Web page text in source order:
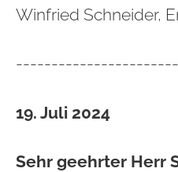
Winfried Schneider,
19. Juli 2024
Sehr geehrter Herr